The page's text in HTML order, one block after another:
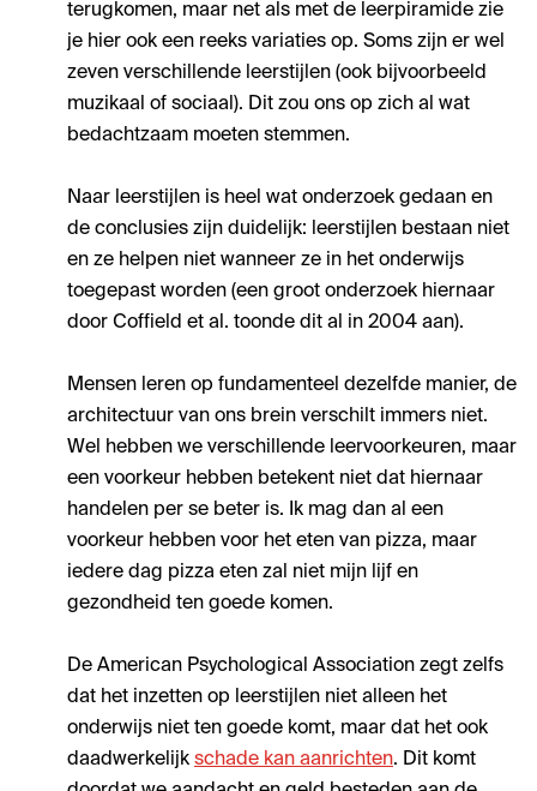
terugkomen, maar net als met de leerpiramide zie
je hier ook een reeks variaties op. Soms zijn er wel
zeven verschillende leerstijlen (ook bijvoorbeeld
muzikaal of sociaal). Dit zou ons op zich al wat
bedachtzaam moeten stemmen.
Naar leerstijlen is heel wat onderzoek gedaan en
de conclusies zijn duidelijk: leerstijlen bestaan niet
en ze helpen niet wanneer ze in het onderwijs
toegepast worden (een groot onderzoek hiernaar
door Coffield et al. toonde dit al in 2004 aan).
Mensen leren op fundamenteel dezelfde manier, de
architectuur van ons brein verschilt immers niet.
Wel hebben we verschillende leervoorkeuren, maar
een voorkeur hebben betekent niet dat hiernaar
handelen per se beter is. Ik mag dan al een
voorkeur hebben voor het eten van pizza, maar
iedere dag pizza eten zal niet mijn lijf en
gezondheid ten goede komen.
De American Psychological Association zegt zelfs
dat het inzetten op leerstijlen niet alleen het
onderwijs niet ten goede komt, maar dat het ook
daadwerkelijk schade kan aanrichten. Dit komt